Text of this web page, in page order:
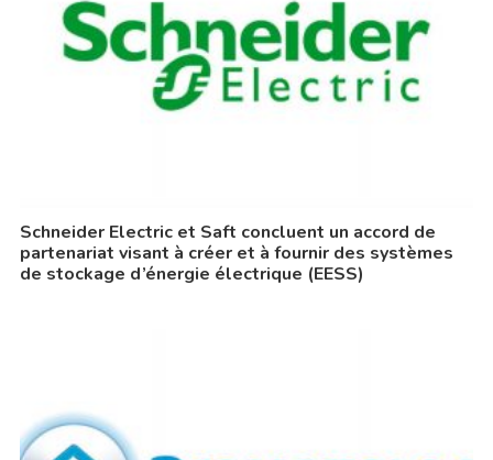
Schneider Electric et Saft concluent un accord de
partenariat visant à créer et à fournir des systèmes
de stockage d’énergie électrique (EESS)